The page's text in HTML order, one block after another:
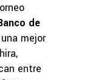
de
mejor
entre